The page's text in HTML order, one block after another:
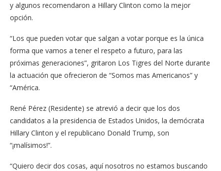
y algunos recomendaron a Hillary Clinton como la mejor
opción.
“Los que pueden votar que salgan a votar porque es la única
forma que vamos a tener el respeto a futuro, para las
próximas generaciones”, gritaron Los Tigres del Norte durante
la actuación que ofrecieron de “Somos mas Americanos” y
“América.
René Pérez (Residente) se atrevió a decir que los dos
candidatos a la presidencia de Estados Unidos, la demócrata
Hillary Clinton y el republicano Donald Trump, son
“¡malísimos!”.
“Quiero decir dos cosas, aquí nosotros no estamos buscando